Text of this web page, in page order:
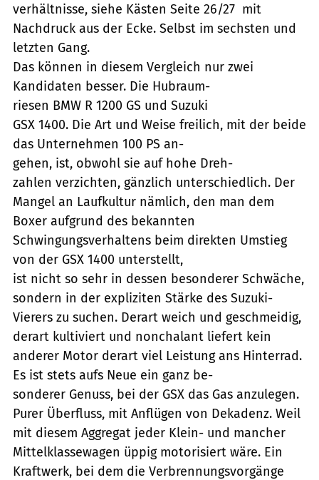
verhältnisse, siehe Kästen Seite 26/27  mit
Nachdruck aus der Ecke. Selbst im sechsten und
letzten Gang.
Das können in diesem Vergleich nur zwei
Kandidaten besser. Die Hubraum-
riesen BMW R 1200 GS und Suzuki
GSX 1400. Die Art und Weise freilich, mit der beide
das Unternehmen 100 PS an-
gehen, ist, obwohl sie auf hohe Dreh-
zahlen verzichten, gänzlich unterschiedlich. Der
Mangel an Laufkultur nämlich, den man dem
Boxer aufgrund des bekannten
Schwingungsverhaltens beim direkten Umstieg
von der GSX 1400 unterstellt,
ist nicht so sehr in dessen besonderer Schwäche,
sondern in der expliziten Stärke des Suzuki-
Vierers zu suchen. Derart weich und geschmeidig,
derart kultiviert und nonchalant liefert kein
anderer Motor derart viel Leistung ans Hinterrad.
Es ist stets aufs Neue ein ganz be-
sonderer Genuss, bei der GSX das Gas anzulegen.
Purer Überfluss, mit Anflügen von Dekadenz. Weil
mit diesem Aggregat jeder Klein- und mancher
Mittelklassewagen üppig motorisiert wäre. Ein
Kraftwerk, bei dem die Verbrennungsvorgänge